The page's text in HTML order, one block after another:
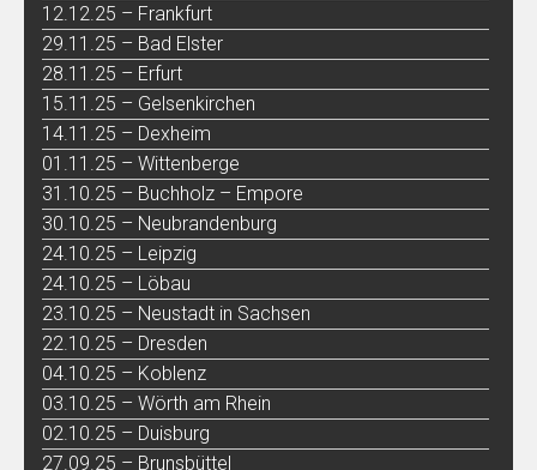
12.12.25 – Frankfurt
29.11.25 – Bad Elster
28.11.25 – Erfurt
15.11.25 – Gelsenkirchen
14.11.25 – Dexheim
01.11.25 – Wittenberge
31.10.25 – Buchholz – Empore
30.10.25 – Neubrandenburg
24.10.25 – Leipzig
24.10.25 – Löbau
23.10.25 – Neustadt in Sachsen
22.10.25 – Dresden
04.10.25 – Koblenz
03.10.25 – Wörth am Rhein
02.10.25 – Duisburg
27.09.25 – Brunsbüttel